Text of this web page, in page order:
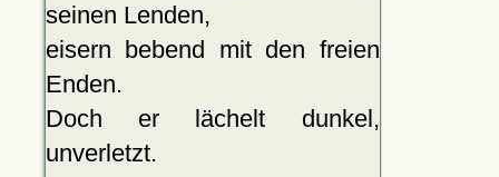
seinen Lenden,
eisern bebend mit den freien
Enden.
Doch er lächelt dunkel,
unverletzt.